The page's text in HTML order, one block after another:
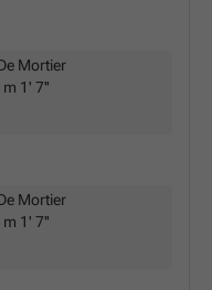
Mortier
m 1' 7''
Mortier
m 1' 7''